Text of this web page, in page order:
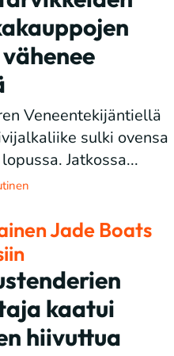
Veneentekijäntiellä
sulki ovensa
Jatkossa...
Jade Boats
kaatui
hiivuttua